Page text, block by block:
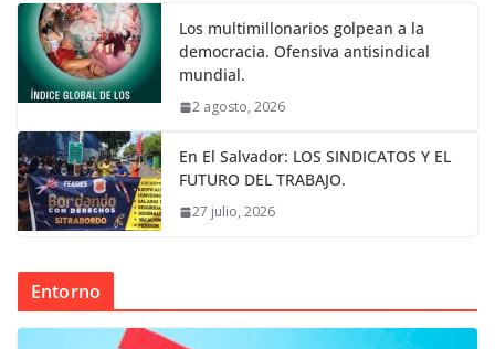
Los multimillonarios golpean a la
democracia. Ofensiva antisindical
mundial.
2 agosto, 2026
En El Salvador: LOS SINDICATOS Y EL
FUTURO DEL TRABAJO.
27 julio, 2026
Entorno